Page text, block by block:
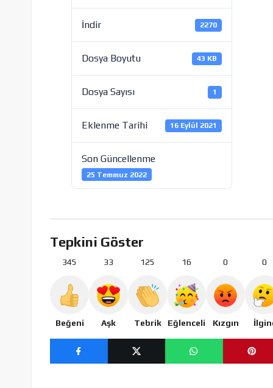
İndir 2270
Dosya Boyutu 43 KB
Dosya Sayısı 1
Eklenme Tarihi 16 Eylül 2021
Son Güncellenme
25 Temmuz 2022
Tepkini Göster
345
Beğeni
33
Aşk
125
Tebrik
16
Eğlenceli
0
Kızgın
0